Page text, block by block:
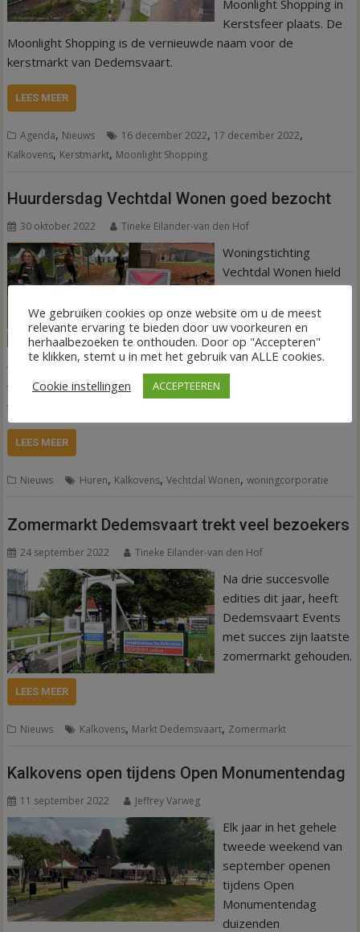
Moonlight Shopping in
Kerstsfeer plaats. De
Moonlight Shopping is de vernieuwde naam voor de
kerstmarkt van Dedemsvaart.
LEES MEER
Agenda, Nieuws 16 december 2022, 17 december 2022,
Kalkovens, Kerstmarkt, Moonlight Shopping
Huurdersdag Vechtdal Wonen goed bezocht
30 oktober 2022 Tineke Eilander-van den Hof
Woningstichting
Vechtdal Wonen hield
een goed bezochte
Huurdersdag. Veel
huurders van de
woningcorporatie waren die dag van 10.00-15.00 uur te
vinden op het Kalkoventerrein in Dedemsvaart. Het thema
van die dag stond in het teken van ontmoeten en verbinden.
LEES MEER
Nieuws Huren, Kalkovens,Vechtdal Wonen,woningcorporatie
Zomermarkt Dedemsvaart trekt veel bezoekers
24 september 2022 Tineke Eilander-van den Hof
Na drie succesvolle
edities dit jaar, heeft
Dedemsvaart Events
met succes zijn laatste
zomermarkt gehouden.
LEES MEER
Nieuws Kalkovens, Markt Dedemsvaart, Zomermarkt
Kalkovens open tijdens Open Monumentendag
11 september 2022 Jeffrey Varweg
Elk jaar in het gehele
tweede weekend van
september openen
tijdens Open
Monumentendag
duizenden
We gebruiken cookies op onze website om u de meest
relevante ervaring te bieden door uw voorkeuren en
herhaalbezoeken te onthouden. Door op "Accepteren"
te klikken, stemt u in met het gebruik van ALLE cookies.
Cookie instellingen
ACCEPTEEREN